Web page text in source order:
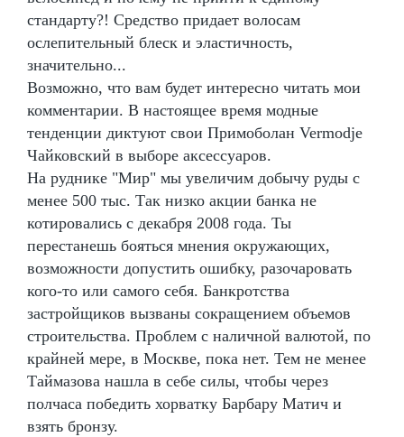
стандарту?! Средство придает волосам
ослепительный блеск и эластичность,
значительно...
Возможно, что вам будет интересно читать мои
комментарии. В настоящее время модные
тенденции диктуют свои Примоболан Vermodje
Чайковский в выборе аксессуаров.
На руднике "Мир" мы увеличим добычу руды с
менее 500 тыс. Так низко акции банка не
котировались с декабря 2008 года. Ты
перестанешь бояться мнения окружающих,
возможности допустить ошибку, разочаровать
кого-то или самого себя. Банкротства
застройщиков вызваны сокращением объемов
строительства. Проблем с наличной валютой, по
крайней мере, в Москве, пока нет. Тем не менее
Таймазова нашла в себе силы, чтобы через
полчаса победить хорватку Барбару Матич и
взять бронзу.